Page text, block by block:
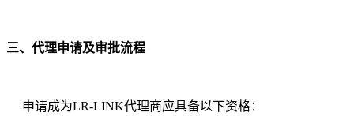
三、代理申请及审批流程
申请成为LR-LINK代理商应具备以下资格：